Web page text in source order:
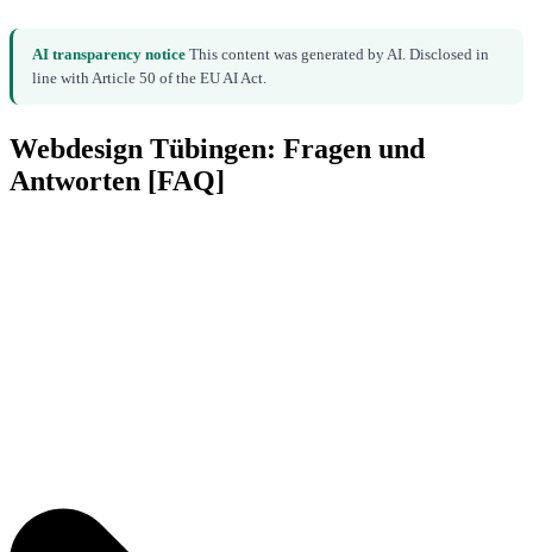
AI transparency notice This content was generated by AI. Disclosed in
line with Article 50 of the EU AI Act.
Webdesign Tübingen: Fragen und
Antworten [FAQ]